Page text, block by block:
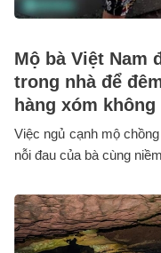
Mộ bà Việt Nam
trong nhà để
hàng xóm
Việc ngủ cạnh mộ
nỗi đau của bà cùng